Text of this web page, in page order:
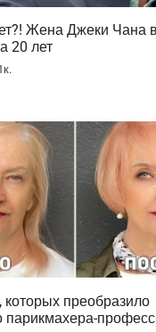
Жена Джеки Чана
20 лет
преобразило
парикмахера-